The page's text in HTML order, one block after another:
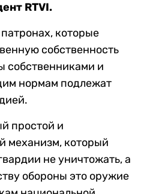
RTVI.
которые
собственность
собственниками и
нормам подлежат
простой и
механизм, который
не уничтожать, а
обороны это оружие